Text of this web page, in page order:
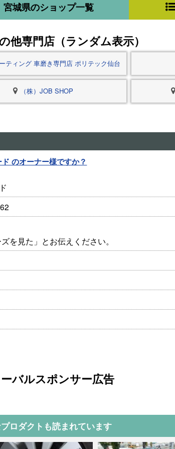
宮城県のショップ一覧
他専門店（ランダム表示）
ティング 車磨き専門店 ポリテック仙台
（株）JOB SHOP
のオーナー様ですか？
を見た」とお伝えください。
バルスポンサー広告
ロダクトも読まれています